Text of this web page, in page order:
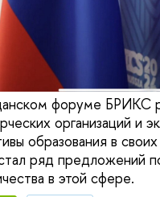
форуме БРИКС
организаций и
образования в
ряд предложений
в этой сфере.